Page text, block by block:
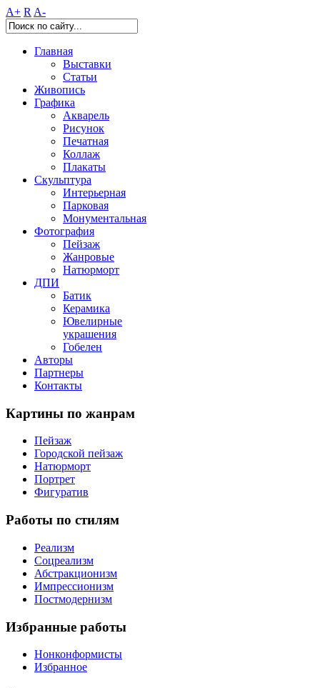
A+ R A-
Главная
Выставки
Статьи
Живопись
Графика
Акварель
Рисунок
Печатная
Коллаж
Плакаты
Скульптура
Интерьерная
Парковая
Монументальная
Фотография
Пейзаж
Жанровые
Натюрморт
ДПИ
Батик
Керамика
Ювелирные
украшения
Гобелен
Авторы
Партнеры
Контакты
Картины по жанрам
Пейзаж
Городской пейзаж
Натюрморт
Портрет
Фигуратив
Работы по стилям
Реализм
Соцреализм
Абстракционизм
Импрессионизм
Постмодернизм
Избранные работы
Нонконформисты
Избранное